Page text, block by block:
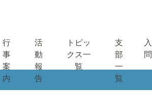
行
事
案
内
活
動
報
告
トピッ
クス一
覧
支
部
一
覧